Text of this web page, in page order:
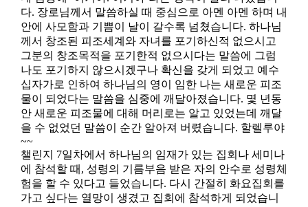
다. 장로님께서 말씀하실 때 중심으로 아멘 아멘 하며 내
안에 사모함과 기쁨이 날이 갈수록 넘쳤습니다. 하나님
께서 창조된 피조세계와 자녀를 포기하신적 없으시고
그분의 창조목적을 포기한적 없으시다는 말씀에 그럼
나도 포기하지 않으시겠구나 확신을 갖게 되었고 예수
십자가로 인하여 하나님의 영이 임한 나는 새로운 피조
물이 되었다는 말씀을 심중에 깨달아졌습니다. 몇 년동
안 새로운 피조물에 대해 머리로는 알고 있었는데 깨달
을 수 없었던 말씀이 순간 알아져 버렸습니다. 할렐루야
~~
챌린지 7일차에서 하나님의 임재가 있는 집회나 세미나
에 참석할 때, 성령의 기름부음 받은 자의 안수로 성령체
험을 할 수 있다고 들었습니다. 다시 간절히 화요집회를
가고 싶다는 열망이 생겼고 집회에 참석하게 되었습니